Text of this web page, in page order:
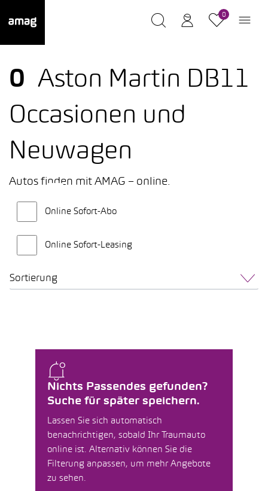
0
0 Aston Martin DB11
Occasionen und
Neuwagen
Autos finden mit AMAG – online.
Online Sofort-Abo
Online Sofort-Leasing
Sortierung
Nichts Passendes gefunden?
Suche für später speichern.
Lassen Sie sich automatisch
benachrichtigen, sobald Ihr Traumauto
online ist. Alternativ können Sie die
Filterung anpassen, um mehr Angebote
zu sehen.